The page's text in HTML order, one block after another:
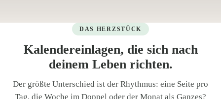
DAS HERZSTÜCK
Kalendereinlagen, die sich nach
deinem Leben richten.
Der größte Unterschied ist der Rhythmus: eine Seite pro
Tag, die Woche im Doppel oder der Monat als Ganzes?